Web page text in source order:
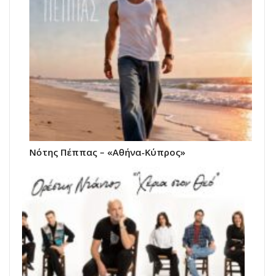
Νότης Πέππας – «Αθήνα-Κύπρος»